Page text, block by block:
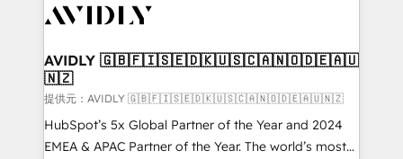
CRM and webdesign (We focus on EMEA - USA
AVIDLY 🇬🇧🇫🇮🇸🇪🇩🇰🇺🇸🇨🇦🇳🇴🇩🇪🇦🇺
🇳🇿
提供元：AVIDLY 🇬🇧🇫🇮🇸🇪🇩🇰🇺🇸🇨🇦🇳🇴🇩🇪🇦🇺🇳🇿
HubSpot’s 5x Global Partner of the Year and 2024
EMEA & APAC Partner of the Year. The world’s most